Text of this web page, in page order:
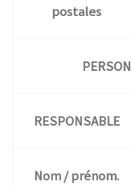
postales
RESPONSABLE
Nom / prénom.